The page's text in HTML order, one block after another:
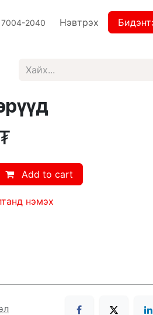
2040 Нэвтрэх
Add to cart
нэмэх